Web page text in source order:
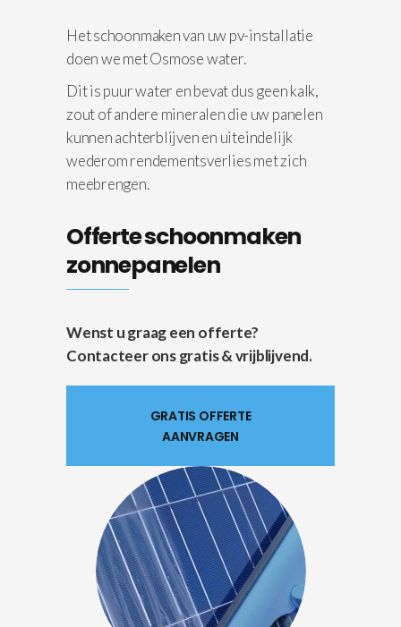
Het schoonmaken van uw pv-installatie
doen we met Osmose water.
Dit is puur water en bevat dus geen kalk,
zout of andere mineralen die uw panelen
kunnen achterblijven en uiteindelijk
wederom rendementsverlies met zich
meebrengen.
Offerte schoonmaken
zonnepanelen
Wenst u graag een offerte?
Contacteer ons gratis & vrijblijvend.
GRATIS OFFERTE
AANVRAGEN